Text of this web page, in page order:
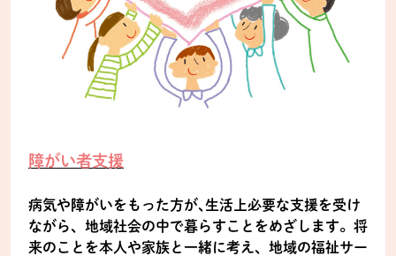
障がい者支援
病気や障がいをもった方が､生活上必要な支援を受け
ながら、地域社会の中で暮らすことをめざします。将
来のことを本人や家族と一緒に考え、地域の福祉サー